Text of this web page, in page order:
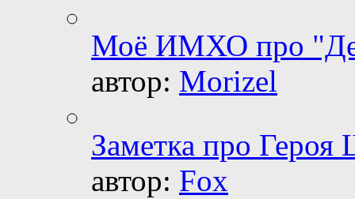
Моё ИМХО про
автор: Morizel
Заметка про Героя
автор: Fox